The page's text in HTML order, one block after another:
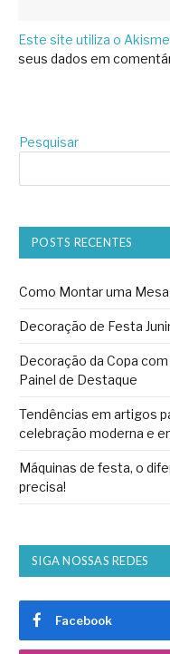
Este site utiliza o
seus dados em
Pesquisar
POSTS RECENTES
Como Montar uma
Decoração de Festa
Decoração da Copa
Painel de Destaque
Tendências em artigos
celebração moderna e
Máquinas de festa, o
precisa!
SIGA NOSSAS REDES
Facebook